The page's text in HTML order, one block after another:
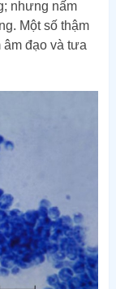
nhưng nấm
Một số thậm
âm đạo và tưa